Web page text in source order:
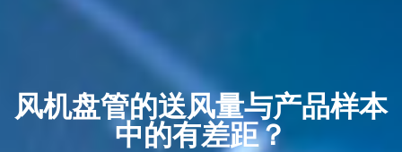
风机盘管的送风量与产品样本
中的有差距？